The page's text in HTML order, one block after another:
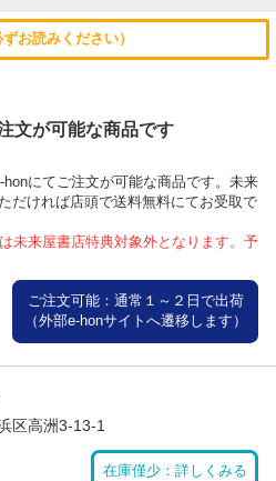
お読みください）
文が可能な商品です
にてご注文が可能な商品です。未来
だければ店頭で送料無料にてお受取で
未来屋書店特典対象外となります。予
ご注文可能：通常１～２日で出荷
（外部e-honサイトへ遷移します）
区高洲3-13-1
在庫僅少：詳しくみる